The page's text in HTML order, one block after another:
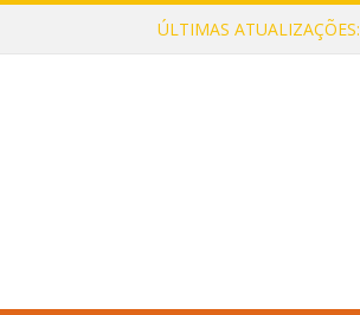
ÚLTIMAS ATUALIZAÇÕES: